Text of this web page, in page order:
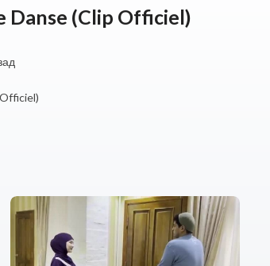
Danse (Clip Officiel)